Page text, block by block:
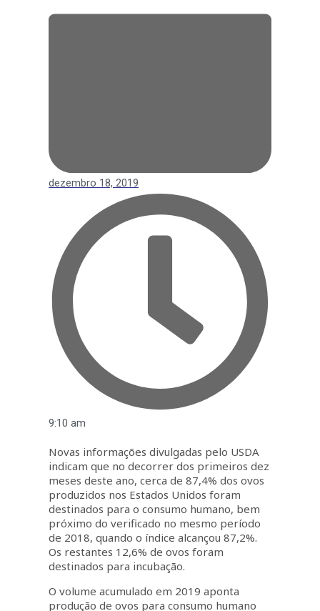
dezembro 18, 2019
9:10 am
Novas informações divulgadas pelo USDA
indicam que no decorrer dos primeiros dez
meses deste ano, cerca de 87,4% dos ovos
produzidos nos Estados Unidos foram
destinados para o consumo humano, bem
próximo do verificado no mesmo período
de 2018, quando o índice alcançou 87,2%.
Os restantes 12,6% de ovos foram
destinados para incubação.
O volume acumulado em 2019 aponta
produção de ovos para consumo humano